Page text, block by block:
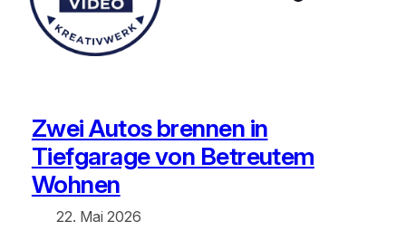
Zwei Autos brennen in
Tiefgarage von Betreutem
Wohnen
22. Mai 2026